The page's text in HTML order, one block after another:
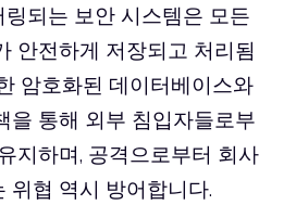
되는 보안 시스템은 모든
안전하게 저장되고 처리됨
암호화된 데이터베이스와
을 통해 외부 침입자들로부
지하며, 공격으로부터 회사
위협 역시 방어합니다.